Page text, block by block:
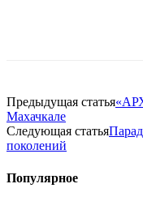
Предыдущая статья
Махачкале
Следующая статья
поколений
Популярное